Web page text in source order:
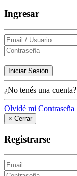
Ingresar
Iniciar Sesión
¿No tenés una cuenta?
Olvidé mi Contraseña
× Cerrar
Registrarse